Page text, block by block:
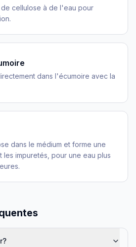
cellulose à de l'eau pour
dans l'écumoire avec la
dans le médium et forme une
les impuretés, pour une eau plus